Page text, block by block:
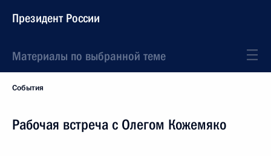
Президент России
Материалы по выбранной теме
События
Рабочая встреча с Олегом Кожемяко